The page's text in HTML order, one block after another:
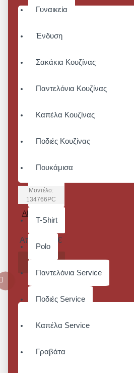
Γυναικεία
Ένδυση
Σακάκια Κουζίνας
Παντελόνια Κουζίνας
Καπέλα Κουζίνας
Ποδιές Κουζίνας
Πουκάμισα
Γιλέκα
T-Shirt
Polo
Παντελόνια Service
Ποδιές Service
Καπέλα Service
Γραβάτα
Μοντέλο:
134766PC
ADVY ΠΟΔΙΑ
ΛΑΙΜΟΥ
Από 24,80€
ΚΑΛΆΘΙ